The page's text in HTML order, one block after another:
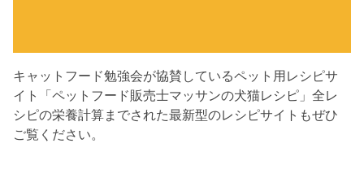
キャットフード勉強会が協賛しているペット用レシピサ
イト「ペットフード販売士マッサンの犬猫レシピ」全レ
シピの栄養計算までされた最新型のレシピサイトもぜひ
ご覧ください。